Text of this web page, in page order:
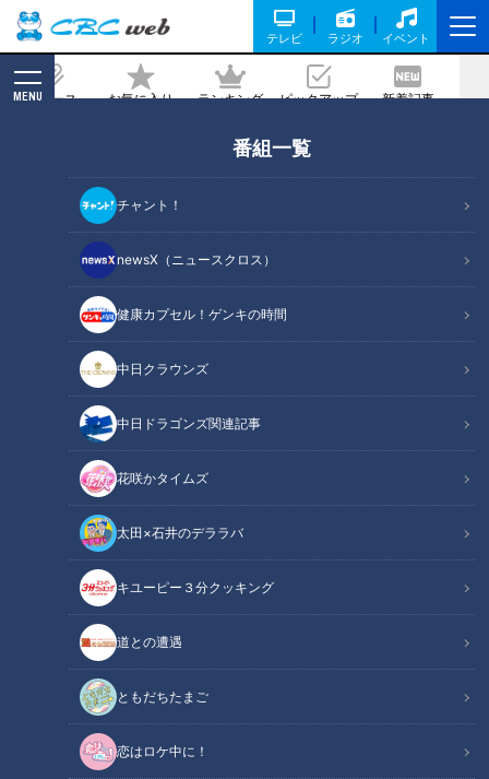
テレビ ラジオ イベント
ニュース お気に入り ランキング ピックアップ 新着記事
MENU
番組一覧
チャント！
newsX（ニュースクロス）
健康カプセル！ゲンキの時間
中日クラウンズ
中日ドラゴンズ関連記事
花咲かタイムズ
太田×石井のデララバ
キユーピー３分クッキング
道との遭遇
ともだちたまご
恋はロケ中に！
う立て直す？
記事に戻る
ナゴヤドーム空撮
この記事の画像